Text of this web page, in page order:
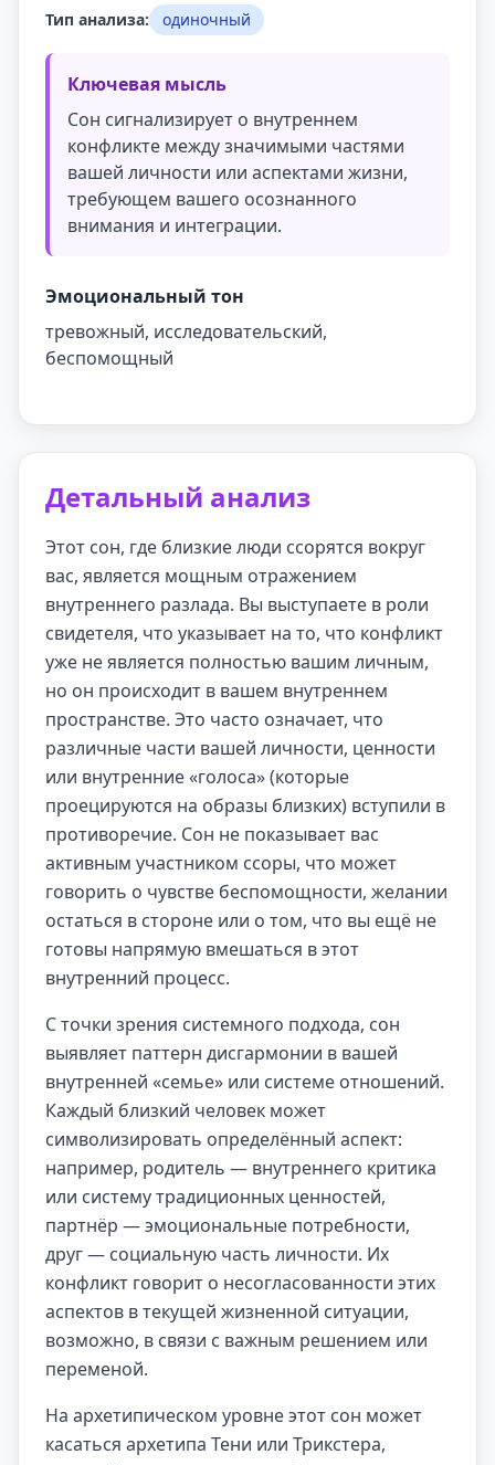
Тип анализа: одиночный
Ключевая мысль
Сон сигнализирует о внутреннем
конфликте между значимыми частями
вашей личности или аспектами жизни,
требующем вашего осознанного
внимания и интеграции.
Эмоциональный тон
тревожный, исследовательский,
беспомощный
Детальный анализ
Этот сон, где близкие люди ссорятся вокруг
вас, является мощным отражением
внутреннего разлада. Вы выступаете в роли
свидетеля, что указывает на то, что конфликт
уже не является полностью вашим личным,
но он происходит в вашем внутреннем
пространстве. Это часто означает, что
различные части вашей личности, ценности
или внутренние «голоса» (которые
проецируются на образы близких) вступили в
противоречие. Сон не показывает вас
активным участником ссоры, что может
говорить о чувстве беспомощности, желании
остаться в стороне или о том, что вы ещё не
готовы напрямую вмешаться в этот
внутренний процесс.
С точки зрения системного подхода, сон
выявляет паттерн дисгармонии в вашей
внутренней «семье» или системе отношений.
Каждый близкий человек может
символизировать определённый аспект:
например, родитель — внутреннего критика
или систему традиционных ценностей,
партнёр — эмоциональные потребности,
друг — социальную часть личности. Их
конфликт говорит о несогласованности этих
аспектов в текущей жизненной ситуации,
возможно, в связи с важным решением или
переменой.
На архетипическом уровне этот сон может
касаться архетипа Тени или Трикстера,